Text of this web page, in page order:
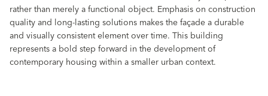
rather than merely a functional object. Emphasis on construction
quality and long-lasting solutions makes the façade a durable
and visually consistent element over time. This building
represents a bold step forward in the development of
contemporary housing within a smaller urban context.